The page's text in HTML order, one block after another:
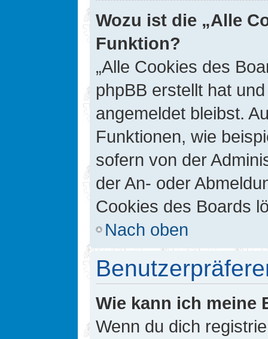
Wozu ist die „Alle
Funktion?
„Alle Cookies des
phpBB erstellt hat
angemeldet bleibst.
Funktionen, wie
sofern von der
der An- oder
Cookies des Boards
Nach oben
Wie kann ich meine
Wenn du dich